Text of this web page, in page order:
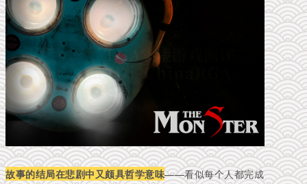
故事的结局在悲剧中又颇具哲学意味——看似每个人都完成